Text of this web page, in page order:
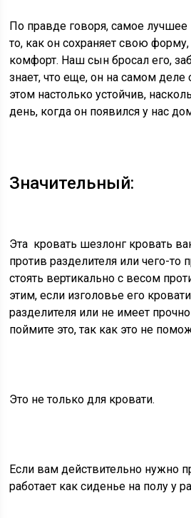
По правде говоря, самое
то, как он сохраняет свою
комфорт. Наш сын бросал его,
знает, что еще, он на самом
этом настолько устойчив,
день, когда он появился у нас
Значительный:
Эта кровать шезлонг кровать
против разделителя или чего-то
стоять вертикально с весом
этим, если изголовье его
разделителя или не имеет
поймите это, так как это не
Это не только для кровати.
Если вам действительно нужно
работает как сиденье на полу у